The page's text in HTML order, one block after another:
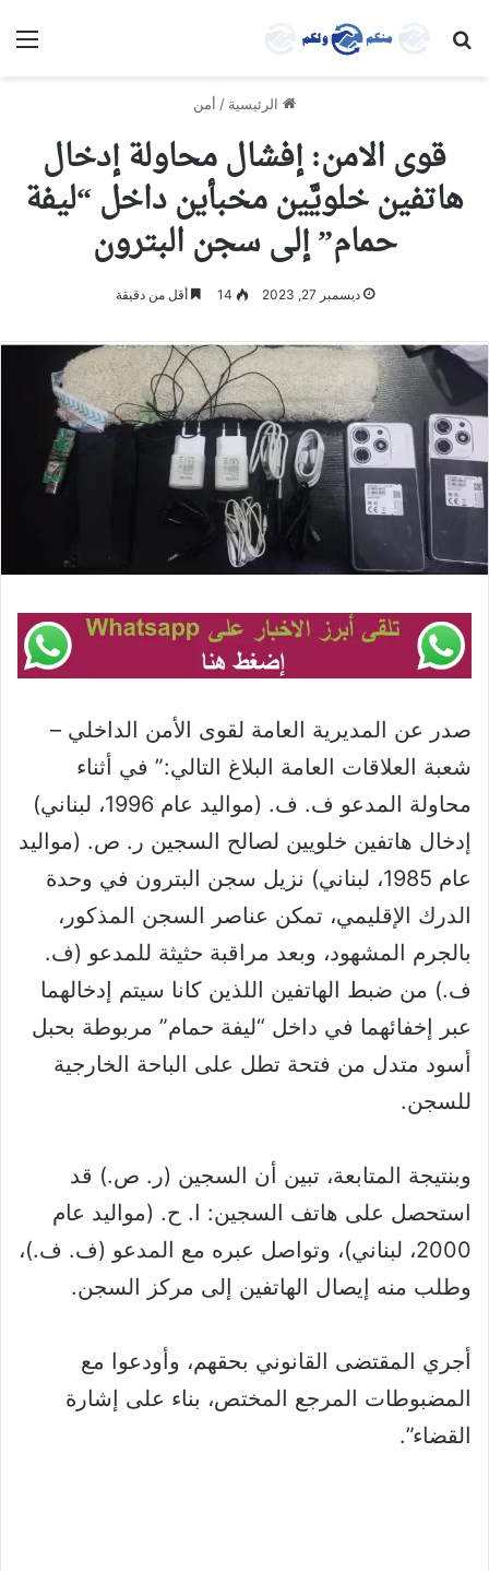
بحث عن
الرئيسية / أمن
قوى الامن: إفشال محاولة إدخال
هاتفين خلويَّين مخبأين داخل “ليفة
حمام” إلى سجن البترون
ديسمبر 27, 2023 14 أقل من دقيقة
صدر عن المديرية العامة لقوى الأمن الداخلي –
شعبة العلاقات العامة البلاغ التالي:” في أثناء
محاولة المدعو ف. ف. (مواليد عام 1996، لبناني)
إدخال هاتفين خلويين لصالح السجين ر. ص. (مواليد
عام 1985، لبناني) نزيل سجن البترون في وحدة
الدرك الإقليمي، تمكن عناصر السجن المذكور،
بالجرم المشهود، وبعد مراقبة حثيثة للمدعو (ف.
ف.) من ضبط الهاتفين اللذين كانا سيتم إدخالهما
عبر إخفائهما في داخل “ليفة حمام” مربوطة بحبل
أسود متدل من فتحة تطل على الباحة الخارجية
للسجن.
وبنتيجة المتابعة، تبين أن السجين (ر. ص.) قد
استحصل على هاتف السجين: ا. ح. (مواليد عام
2000، لبناني)، وتواصل عبره مع المدعو (ف. ف.)،
وطلب منه إيصال الهاتفين إلى مركز السجن.
أجري المقتضى القانوني بحقهم، وأودعوا مع
المضبوطات المرجع المختص، بناء على إشارة
القضاء”.